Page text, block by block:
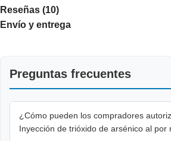
Reseñas (10)
Envío y entrega
Preguntas frecuentes
¿Cómo pueden los compradores
Inyección de trióxido de arsénico al por